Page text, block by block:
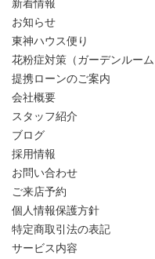
新着情報
お知らせ
東神ハウス便り
花粉症対策（ガーデンルーム
提携ローンのご案内
会社概要
スタッフ紹介
ブログ
採用情報
お問い合わせ
ご来店予約
個人情報保護方針
特定商取引法の表記
サービス内容